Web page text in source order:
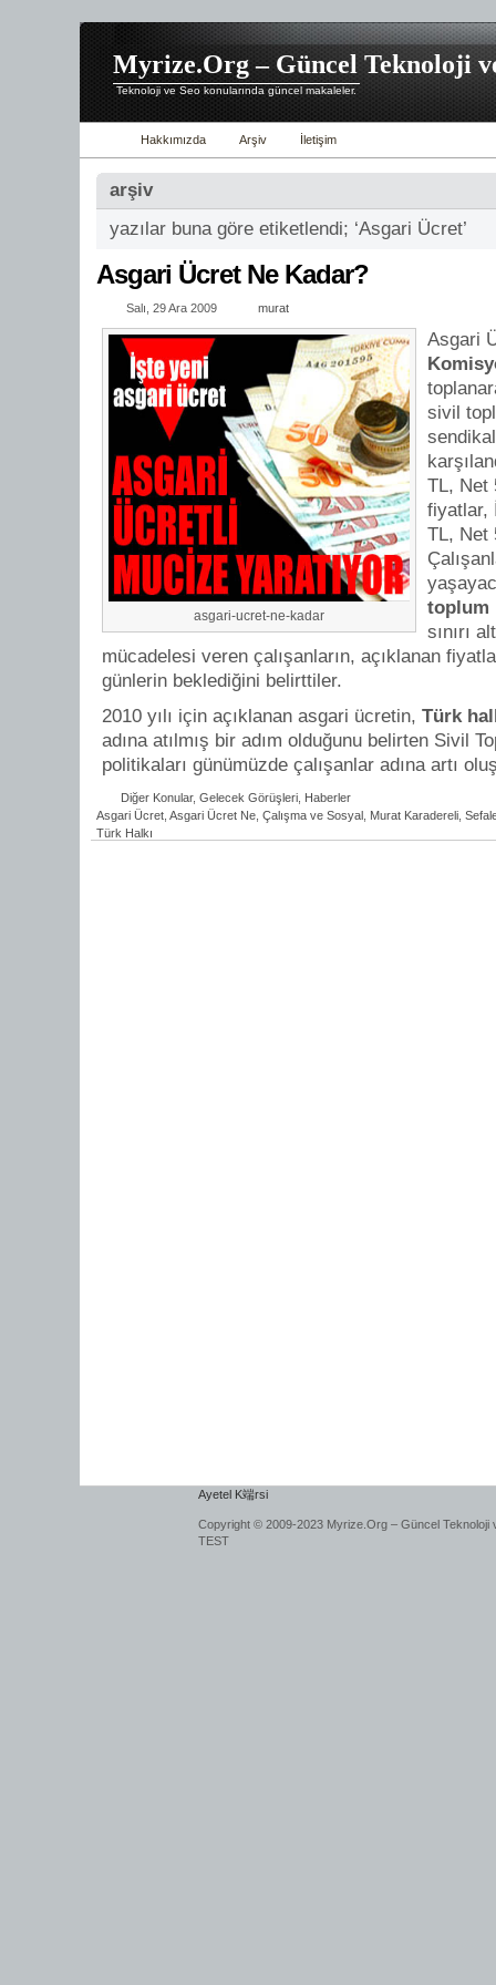
Myrize.Org – Güncel Teknoloji
Teknoloji ve Seo konularında güncel makaleler.
Hakkımızda Arşiv İletişim
arşiv
yazılar buna göre etiketlendi; ‘Asgari Ücret’
Asgari Ücret Ne Kadar?
Salı, 29 Ara 2009 murat
asgari-ucret-ne-kadar
Asgari
sivil
TL, Net
fiyatlar,
TL, Net
toplum
sınırı
mücadelesi veren çalışanların, açıklanan
günlerin beklediğini belirttiler.
2010 yılı için açıklanan asgari ücretin, Türk
adına atılmış bir adım olduğunu belirten Sivil
politikaları günümüzde çalışanlar adına artı
Diğer Konular, Gelecek Görüşleri Haberler
Asgari Ücret Asgari Ücret Ne Çalışma ve Sosyal Murat Karadereli
Türk Halkı
Ayetel K端rsi
Copyright © 2009-2023 Myrize.Org – Güncel Teknoloji
TEST